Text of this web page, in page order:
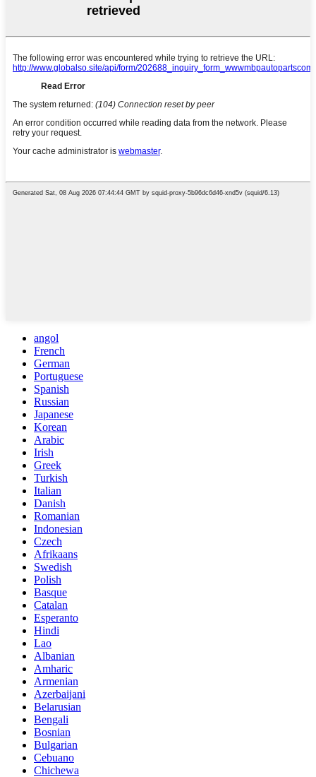
angol
French
German
Portuguese
Spanish
Russian
Japanese
Korean
Arabic
Irish
Greek
Turkish
Italian
Danish
Romanian
Indonesian
Czech
Afrikaans
Swedish
Polish
Basque
Catalan
Esperanto
Hindi
Lao
Albanian
Amharic
Armenian
Azerbaijani
Belarusian
Bengali
Bosnian
Bulgarian
Cebuano
Chichewa